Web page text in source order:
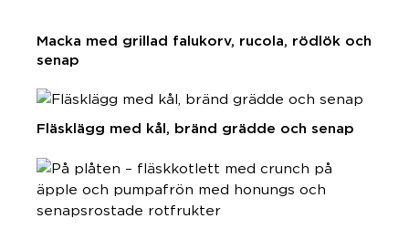
Macka med grillad falukorv, rucola, rödlök och
senap
Fläsklägg med kål, bränd grädde och senap